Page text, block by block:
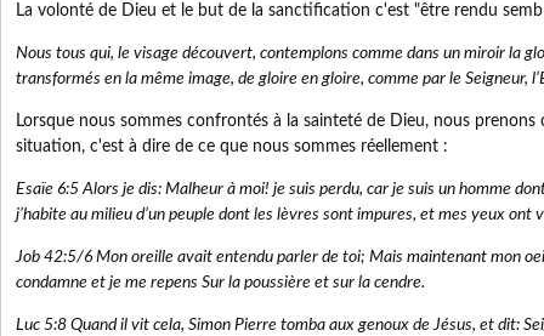
La volonté de Dieu et le but de la sanctification c'est "être rendu
Nous tous qui, le visage découvert, contemplons comme dans un miroir la
transformés en la même image, de gloire en gloire, comme par le Seigneur,
Lorsque nous sommes confrontés à la sainteté de Dieu, nous prenons
situation, c'est à dire de ce que nous sommes réellement :
Esaïe 6:5 Alors je dis: Malheur à moi! je suis perdu, car je suis un homme
j’habite au milieu d’un peuple dont les lèvres sont impures, et mes yeux ont
Job 42:5/6 Mon oreille avait entendu parler de toi; Mais maintenant mon oeil
condamne et je me repens Sur la poussière et sur la cendre.
Luc 5:8 Quand il vit cela, Simon Pierre tomba aux genoux de Jésus, et dit: